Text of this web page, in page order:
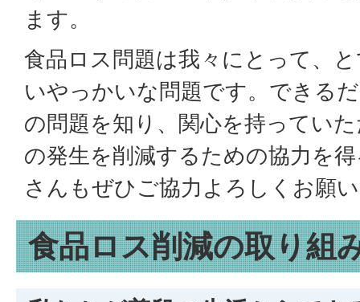
ます。
食品ロス問題は我々にとって、
いやっかいな問題です。できる
の問題を知り、関心を持ってい
の発生を削減するための協力を
さんもぜひご協力よろしくお願
食品ロス削減の取り組